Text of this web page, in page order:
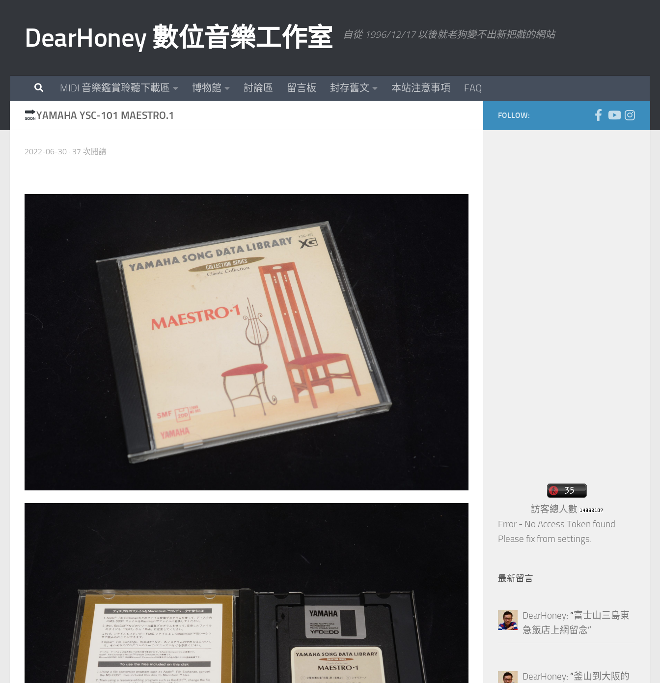
DearHoney 數位音樂工作室 自從 1996/12/17 以後就老狗變不出新把戲的網站
MIDI 音樂鑑賞聆聽下載區 博物館 討論區 留言板 封存舊文 本站注意事項 FAQ
YAMAHA YSC-101 MAESTRO.1
2022-06-30 · 37 次閱讀
FOLLOW:
訪客總人數
Error - No Access Token found.
Please fix from settings.
最新留言
DearHoney: “富士山三島東
急飯店上網留念”
DearHoney: “釜山到大阪的